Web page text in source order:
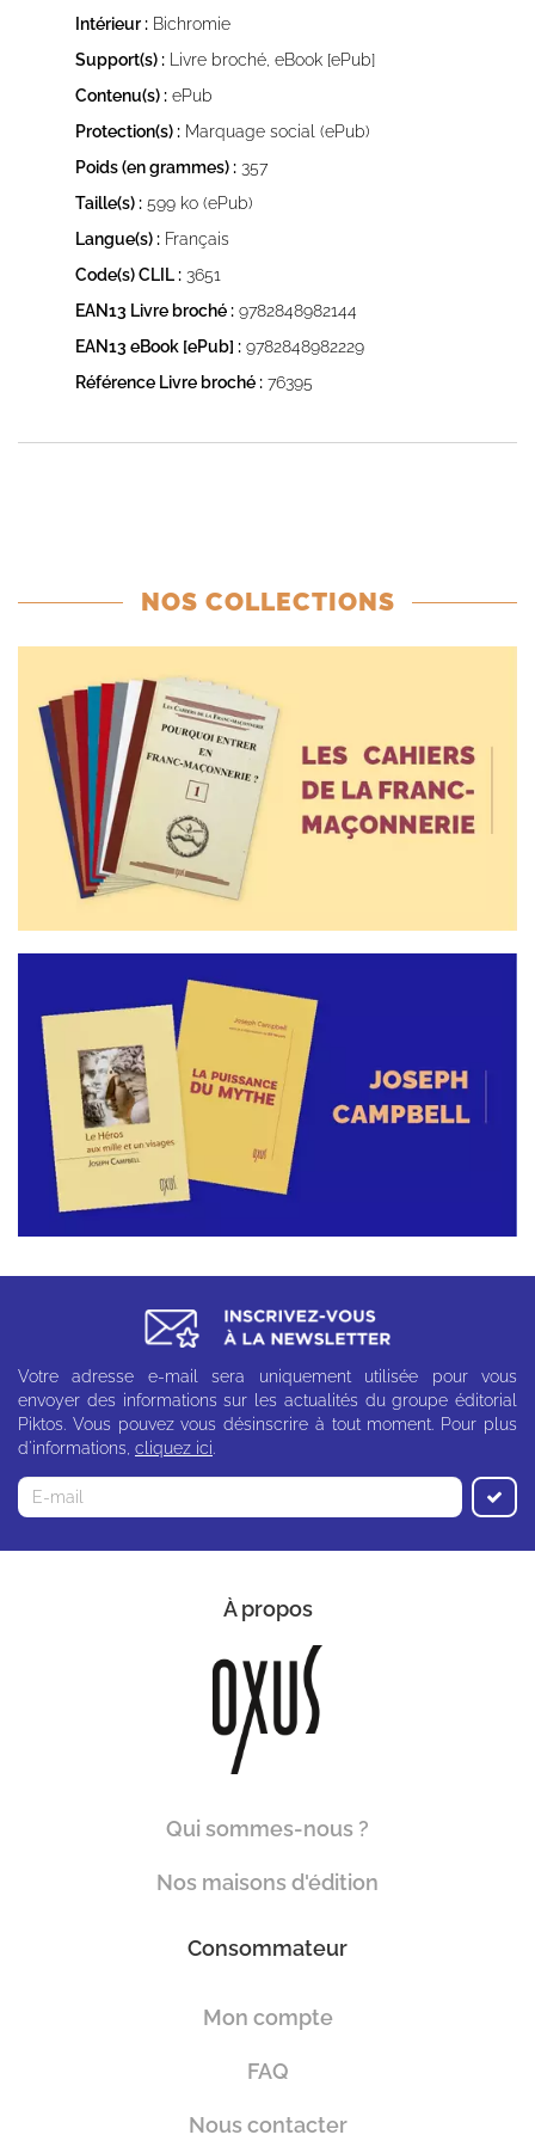
Intérieur :Bichromie
Support(s) :Livre broché, eBook [ePub]
Contenu(s) :ePub
Protection(s) :Marquage social (ePub)
Poids (en grammes) :357
Taille(s) :599 ko (ePub)
Langue(s) :Français
Code(s) CLIL :3651
EAN13 Livre broché :9782848982144
EAN13 eBook [ePub] :9782848982229
Référence Livre broché :76395
NOS COLLECTIONS
Votre adresse e-mail sera uniquement utilisée pour vous
envoyer des informations sur les actualités du groupe éditorial
Piktos. Vous pouvez vous désinscrire à tout moment. Pour plus
d'informations, cliquez ici.
À propos
Qui sommes-nous ?
Nos maisons d'édition
Consommateur
Mon compte
FAQ
Nous contacter